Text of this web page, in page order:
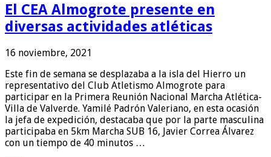
El CEA Almogrote presente en
diversas actividades atléticas
16 noviembre, 2021
Este fin de semana se desplazaba a la isla del Hierro un
representativo del Club Atletismo Almogrote para
participar en la Primera Reunión Nacional Marcha Atlética-
Villa de Valverde. Yamilé Padrón Valeriano, en esta ocasión
la jefa de expedición, destacaba que por la parte masculina
participaba en 5km Marcha SUB 16, Javier Correa Álvarez
con un tiempo de 40 minutos …